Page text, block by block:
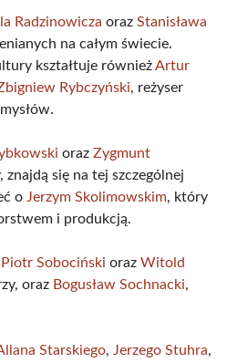
Radzinowicza oraz Stanisława
na całym świecie.
kształtuje równieżArtur
Rybczyński, reżyser
oraz Zygmunt
znajdą się na tej szczególnej
o Jerzym Skolimowskim, który
i produkcją.
Piotr Sobociński oraz Witold
oraz Bogusław Sochnacki,
Starskiego, Jerzego Stuhra,